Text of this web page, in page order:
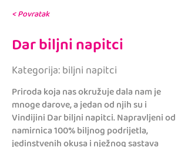
< Povratak
Dar biljni napitci
Kategorija: biljni napitci
Priroda koja nas okružuje dala nam je
mnoge darove, a jedan od njih su i
Vindijini Dar biljni napitci. Napravljeni od
namirnica 100% biljnog podrijetla,